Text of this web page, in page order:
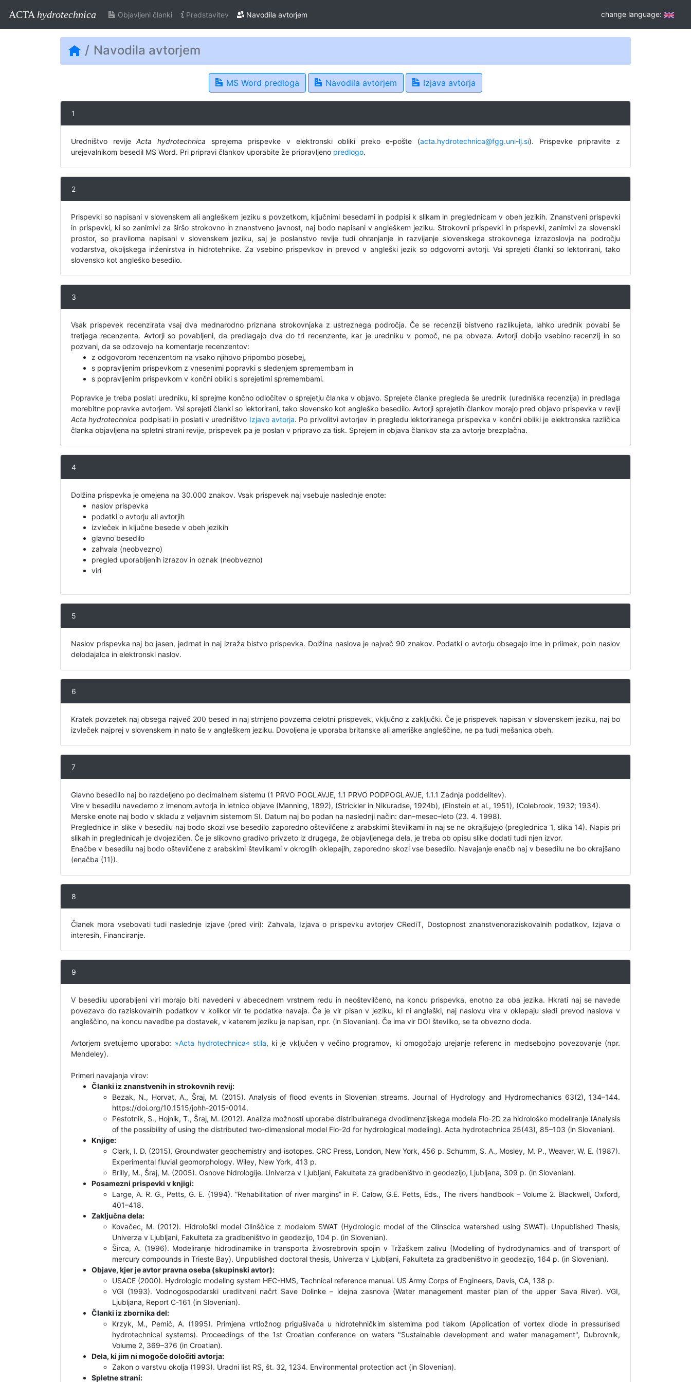
ACTA hydrotechnica Objavljeni članki Predstavitev Navodila avtorjem change language:
Navodila avtorjem
MS Word predloga Navodila avtorjem Izjava avtorja
1
Uredništvo revijeActa hydrotechnica sprejema prispevke v elektronski obliki preko e-pošte (acta.hydrotechnica@fgg.uni-lj.si). Prispevke pripravite z
urejevalnikom besedil MS Word. Pri pripravi člankov uporabite že pripravljeno predlogo.
2
Prispevki so napisani v slovenskem ali angleškem jeziku s povzetkom, ključnimi besedami in podpisi k slikam in preglednicam v obeh jezikih. Znanstveni prispevki
in prispevki, ki so zanimivi za širšo strokovno in znanstveno javnost, naj bodo napisani v angleškem jeziku. Strokovni prispevki in prispevki, zanimivi za slovenski
prostor, so praviloma napisani v slovenskem jeziku, saj je poslanstvo revije tudi ohranjanje in razvijanje slovenskega strokovnega izrazoslovja na področju
vodarstva, okoljskega inženirstva in hidrotehnike. Za vsebino prispevkov in prevod v angleški jezik so odgovorni avtorji. Vsi sprejeti članki so lektorirani, tako
slovensko kot angleško besedilo.
3
Vsak prispevek recenzirata vsaj dva mednarodno priznana strokovnjaka z ustreznega področja. Če se recenziji bistveno razlikujeta, lahko urednik povabi še
tretjega recenzenta. Avtorji so povabljeni, da predlagajo dva do tri recenzente, kar je uredniku v pomoč, ne pa obveza. Avtorji dobijo vsebino recenzij in so
pozvani, da se odzovejo na komentarje recenzentov:
z odgovorom recenzentom na vsako njihovo pripombo posebej,
s popravljenim prispevkom z vnesenimi popravki s sledenjem spremembam in
s popravljenim prispevkom v končni obliki s sprejetimi spremembami.
Popravke je treba poslati uredniku, ki sprejme končno odločitev o sprejetju članka v objavo. Sprejete članke pregleda še urednik (uredniška recenzija) in predlaga
morebitne popravke avtorjem. Vsi sprejeti članki so lektorirani, tako slovensko kot angleško besedilo. Avtorji sprejetih člankov morajo pred objavo prispevka v reviji
Acta hydrotechnica podpisati in poslati v uredništvo Izjavo avtorja. Po privolitvi avtorjev in pregledu lektoriranega prispevka v končni obliki je elektronska različica
članka objavljena na spletni strani revije, prispevek pa je poslan v pripravo za tisk. Sprejem in objava člankov sta za avtorje brezplačna.
4
Dolžina prispevka je omejena na 30.000 znakov. Vsak prispevek naj vsebuje naslednje enote:
naslov prispevka
podatki o avtorju ali avtorjih
izvleček in ključne besede v obeh jezikih
glavno besedilo
zahvala (neobvezno)
pregled uporabljenih izrazov in oznak (neobvezno)
viri
5
Naslov prispevka naj bo jasen, jedrnat in naj izraža bistvo prispevka. Dolžina naslova je največ 90 znakov. Podatki o avtorju obsegajo ime in priimek, poln naslov
delodajalca in elektronski naslov.
6
Kratek povzetek naj obsega največ 200 besed in naj strnjeno povzema celotni prispevek, vključno z zaključki. Če je prispevek napisan v slovenskem jeziku, naj bo
izvleček najprej v slovenskem in nato še v angleškem jeziku. Dovoljena je uporaba britanske ali ameriške angleščine, ne pa tudi mešanica obeh.
7
Glavno besedilo naj bo razdeljeno po decimalnem sistemu (1 PRVO POGLAVJE, 1.1 PRVO PODPOGLAVJE, 1.1.1 Zadnja poddelitev).
Vire v besedilu navedemo z imenom avtorja in letnico objave (Manning, 1892), (Strickler in Nikuradse, 1924b), (Einstein et al., 1951), (Colebrook, 1932; 1934).
Merske enote naj bodo v skladu z veljavnim sistemom SI. Datum naj bo podan na naslednji način: dan–mesec–leto (23. 4. 1998).
Preglednice in slike v besedilu naj bodo skozi vse besedilo zaporedno oštevilčene z arabskimi številkami in naj se ne okrajšujejo (preglednica 1, slika 14). Napis pri
slikah in preglednicah je dvojezičen. Če je slikovno gradivo privzeto iz drugega, že objavljenega dela, je treba ob opisu slike dodati tudi njen izvor.
Enačbe v besedilu naj bodo oštevilčene z arabskimi številkami v okroglih oklepajih, zaporedno skozi vse besedilo. Navajanje enačb naj v besedilu ne bo okrajšano
(enačba (11)).
8
Članek mora vsebovati tudi naslednje izjave (pred viri): Zahvala, Izjava o prispevku avtorjev CRediT, Dostopnost znanstvenoraziskovalnih podatkov, Izjava o
interesih, Financiranje.
9
V besedilu uporabljeni viri morajo biti navedeni v abecednem vrstnem redu in neoštevilčeno, na koncu prispevka, enotno za oba jezika. Hkrati naj se navede
povezavo do raziskovalnih podatkov v kolikor vir te podatke navaja. Če je vir pisan v jeziku, ki ni angleški, naj naslovu vira v oklepaju sledi prevod naslova v
angleščino, na koncu navedbe pa dostavek, v katerem jeziku je napisan, npr. (in Slovenian). Če ima vir DOI številko, se ta obvezno doda.
Avtorjem svetujemo uporabo: »Acta hydrotechnica« stila, ki je vključen v večino programov, ki omogočajo urejanje referenc in medsebojno povezovanje (npr.
Mendeley).
Primeri navajanja virov:
Članki iz znanstvenih in strokovnih revij:
Bezak, N., Horvat, A., Šraj, M. (2015). Analysis of flood events in Slovenian streams. Journal of Hydrology and Hydromechanics 63(2), 134–144.
https://doi.org/10.1515/johh-2015-0014.
Pestotnik, S., Hojnik, T., Šraj, M. (2012). Analiza možnosti uporabe distribuiranega dvodimenzijskega modela Flo-2D za hidrološko modeliranje (Analysis
of the possibility of using the distributed two-dimensional model Flo-2d for hydrological modeling). Acta hydrotechnica 25(43), 85–103 (in Slovenian).
Knjige:
Clark, I. D. (2015). Groundwater geochemistry and isotopes. CRC Press, London, New York, 456 p. Schumm, S. A., Mosley, M. P., Weaver, W. E. (1987).
Experimental fluvial geomorphology. Wiley, New York, 413 p.
Brilly, M., Šraj, M. (2005). Osnove hidrologije. Univerza v Ljubljani, Fakulteta za gradbeništvo in geodezijo, Ljubljana, 309 p. (in Slovenian).
Posamezni prispevki v knjigi:
Large, A. R. G., Petts, G. E. (1994). “Rehabilitation of river margins” in P. Calow, G.E. Petts, Eds., The rivers handbook – Volume 2. Blackwell, Oxford,
401–418.
Zaključna dela:
Kovačec, M. (2012). Hidrološki model Glinščice z modelom SWAT (Hydrologic model of the Glinscica watershed using SWAT). Unpublished Thesis,
Univerza v Ljubljani, Fakulteta za gradbeništvo in geodezijo, 104 p. (in Slovenian).
Širca, A. (1996). Modeliranje hidrodinamike in transporta živosrebrovih spojin v Tržaškem zalivu (Modelling of hydrodynamics and of transport of
mercury compounds in Trieste Bay). Unpublished doctoral thesis, Univerza v Ljubljani, Fakulteta za gradbeništvo in geodezijo, 164 p. (in Slovenian).
Objave, kjer je avtor pravna oseba (skupinski avtor):
USACE (2000). Hydrologic modeling system HEC-HMS, Technical reference manual. US Army Corps of Engineers, Davis, CA, 138 p.
VGI (1993). Vodnogospodarski ureditveni načrt Save Dolinke – idejna zasnova (Water management master plan of the upper Sava River). VGI,
Ljubljana, Report C-161 (in Slovenian).
Članki iz zbornika del:
Krzyk, M., Pemič, A. (1995). Primjena vrtložnog prigušivača u hidrotehničkim sistemima pod tlakom (Application of vortex diode in pressurised
hydrotechnical systems). Proceedings of the 1st Croatian conference on waters "Sustainable development and water management", Dubrovnik,
Volume 2, 369–376 (in Croatian).
Dela, ki jim ni mogoče določiti avtorja:
Zakon o varstvu okolja (1993). Uradni list RS, št. 32, 1234. Environmental protection act (in Slovenian).
Spletne strani: